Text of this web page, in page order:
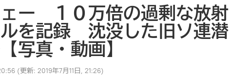
ー １０万倍の過剰な放射
を記録 沈没した旧ソ連潜
写真・動画】
(更新: 2019年7月11日, 21:26)